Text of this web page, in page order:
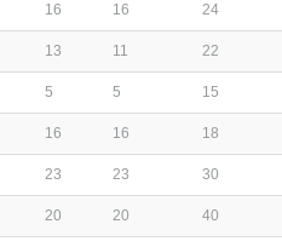
16 16 24
13 11 22
5 5 15
16 16 18
23 23 30
20 20 40